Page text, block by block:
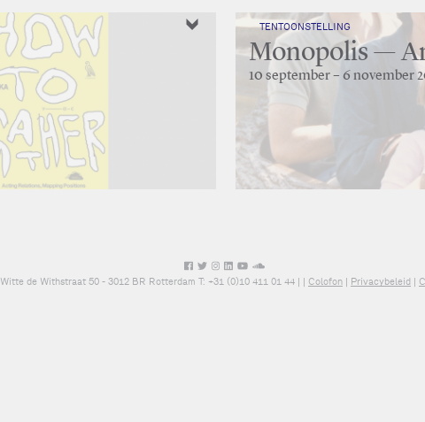
TENTOONSTELLING
Monopolis —
10 september – 6 november
Witte de Withstraat 50 - 3012 BR Rotterdam T: +31 (0)10 411 01 44 | Colofon| Privacybeleid